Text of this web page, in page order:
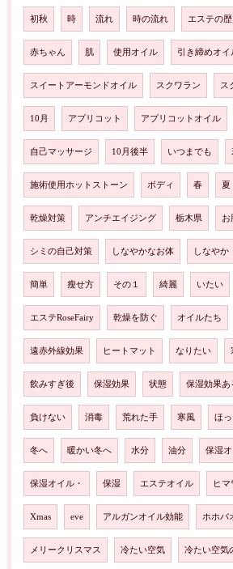
初秋 時 流れ 時の流れ エステの歴
赤ちゃん 肌 使用オイル 引き締めオイ
スイートアーモンドオイル スクワラン ス
10月 アプリコット アプリコットオイル
自己マッサージ 10月後半 いつまでも
施術使用ホットストーン ボディ 春 夏
乾燥対策 アンチエイジング 栃木県 お
シミの自己対策 しなやかなお体 しなやか
簡単 瘦せ方 その１ 綺麗 いたい
エステRoseFairy 乾燥を防ぐ オイルたち
遠赤外線効果 ヒートマット なりたい
飲みすぎ後 保湿効果 状態 保湿効果あ
負けない 消毒 荒れた手 寒風 ほっ
冬へ 暖かい冬へ 水分 油分 保湿
保湿オイル・ 保湿 エステオイル ヒ
Xmas eve アルガンオイル効能 ホホバ
メリークリスマス 冷たい空気 冷たい空気